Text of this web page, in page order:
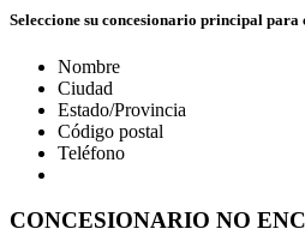
Seleccione su concesionario principal
Nombre
Ciudad
Estado/Provincia
Código postal
Teléfono
CONCESIONARIO NO